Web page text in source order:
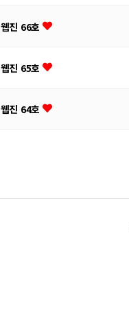
진 66호
진 65호
진 64호